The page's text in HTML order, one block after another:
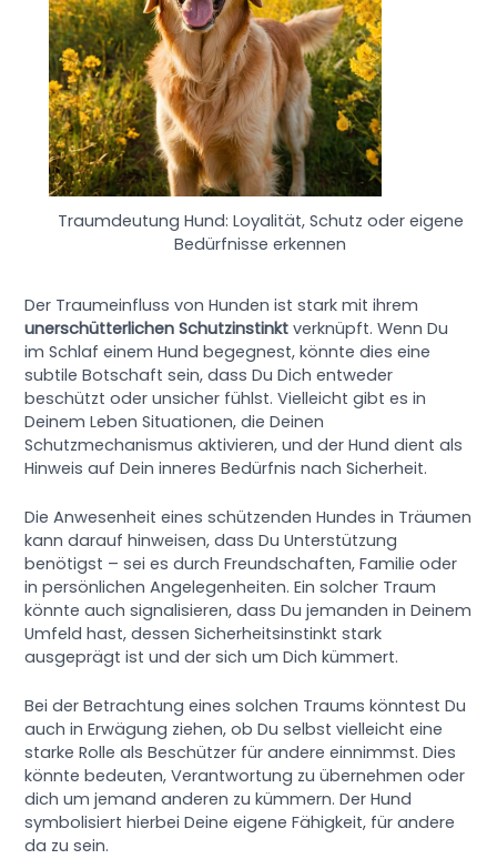
Traumdeutung Hund: Loyalität, Schutz oder eigene
Bedürfnisse erkennen
Der Traumeinfluss von Hunden ist stark mit ihrem
unerschütterlichen Schutzinstinkt verknüpft. Wenn Du
im Schlaf einem Hund begegnest, könnte dies eine
subtile Botschaft sein, dass Du Dich entweder
beschützt oder unsicher fühlst. Vielleicht gibt es in
Deinem Leben Situationen, die Deinen
Schutzmechanismus aktivieren, und der Hund dient als
Hinweis auf Dein inneres Bedürfnis nach Sicherheit.
Die Anwesenheit eines schützenden Hundes in Träumen
kann darauf hinweisen, dass Du Unterstützung
benötigst – sei es durch Freundschaften, Familie oder
in persönlichen Angelegenheiten. Ein solcher Traum
könnte auch signalisieren, dass Du jemanden in Deinem
Umfeld hast, dessen Sicherheitsinstinkt stark
ausgeprägt ist und der sich um Dich kümmert.
Bei der Betrachtung eines solchen Traums könntest Du
auch in Erwägung ziehen, ob Du selbst vielleicht eine
starke Rolle als Beschützer für andere einnimmst. Dies
könnte bedeuten, Verantwortung zu übernehmen oder
dich um jemand anderen zu kümmern. Der Hund
symbolisiert hierbei Deine eigene Fähigkeit, für andere
da zu sein.